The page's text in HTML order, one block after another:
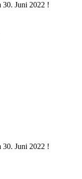
30. Juni 2022 !
30. Juni 2022 !